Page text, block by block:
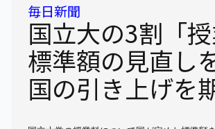
毎日新聞
国立大の3割「
標準額の見直し
国の引き上げを